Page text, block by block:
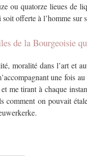
ou quatorze lieues de
soit offerte à l’homme sur
de la Bourgeoisie
moralité dans l’art et
une fois
me tirant à chaque
comment on pouvait